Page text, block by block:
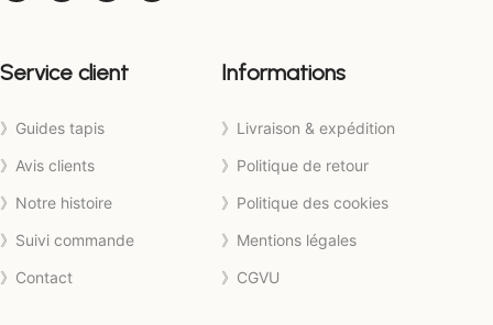
Service client
》Guides tapis
》Avis clients
》Notre histoire
》Suivi commande
》Contact
Informations
》Livraison & expédition
》Politique de retour
》Politique des cookies
》Mentions légales
》CGVU